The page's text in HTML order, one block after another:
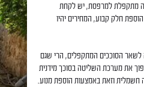
מתקפלת למרפסת, יש לקחת
חלק קבוע, המחירים יהיו
לשאר הסוככים המתקפלים, הרי שגם
את מערכת השליטה בסוכך מידנית
וזאת באמצעות הוספת מנוע.